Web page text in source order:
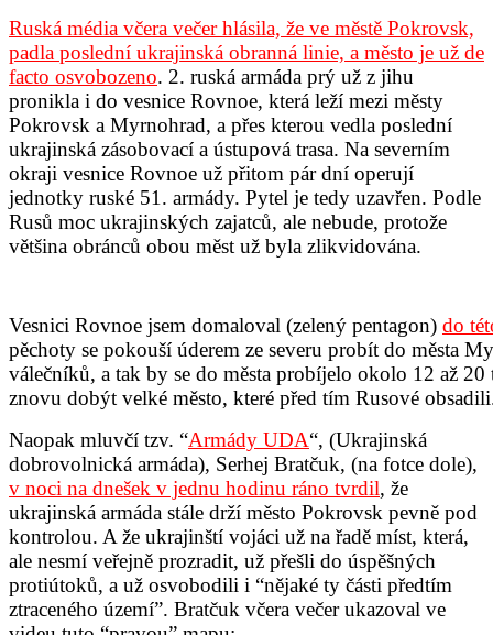
Ruská média včera večer hlásila, že ve městě Pokrovsk,
padla poslední ukrajinská obranná linie, a město je už de
facto osvobozeno. 2. ruská armáda prý už z jihu
pronikla i do vesnice Rovnoe, která leží mezi městy
Pokrovsk a Myrnohrad, a přes kterou vedla poslední
ukrajinská zásobovací a ústupová trasa. Na severním
okraji vesnice Rovnoe už přitom pár dní operují
jednotky ruské 51. armády. Pytel je tedy uzavřen. Podle
Rusů moc ukrajinských zajatců, ale nebude, protože
většina obránců obou měst už byla zlikvidována.
Vesnici Rovnoe jsem domaloval (zelený pentagon) do
pěchoty se pokouší úderem ze severu probít do města
válečníků, a tak by se do města probíjelo okolo 12 až
znovu dobýt velké město, které před tím Rusové
Naopak mluvčí tzv. “Armády UDA“, (Ukrajinská
dobrovolnická armáda), Serhej Bratčuk, (na fotce dole),
v noci na dnešek v jednu hodinu ráno tvrdil, že
ukrajinská armáda stále drží město Pokrovsk pevně pod
kontrolou. A že ukrajinští vojáci už na řadě míst, která,
ale nesmí veřejně prozradit, už přešli do úspěšných
protiútoků, a už osvobodili i “nějaké ty části předtím
ztraceného území”. Bratčuk včera večer ukazoval ve